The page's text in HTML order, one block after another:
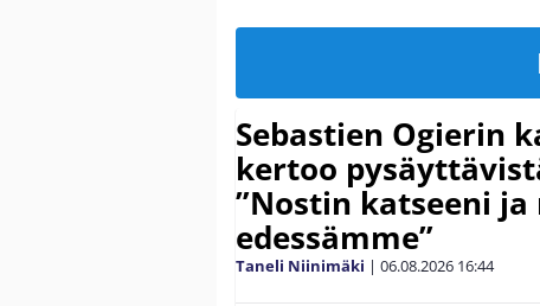
Sebastien Ogierin
kertoo
”Nostin katseeni
edessämme”
Taneli Niinimäki | 06.08.2026 16:44